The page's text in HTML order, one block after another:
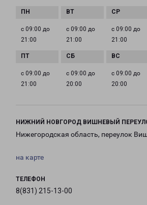
с 09:00 до
21:00
с 09:00 до
21:00
с 09:00 до
21:00
с 09:00 до
21:00
с 09:00 до
20:00
с 09:00 до
20:00
НИЖНИЙ НОВГОРОД ВИШНЕВЫЙ
Нижегородская область, переулок
на карте
ТЕЛЕФОН
8(831) 215-13-00